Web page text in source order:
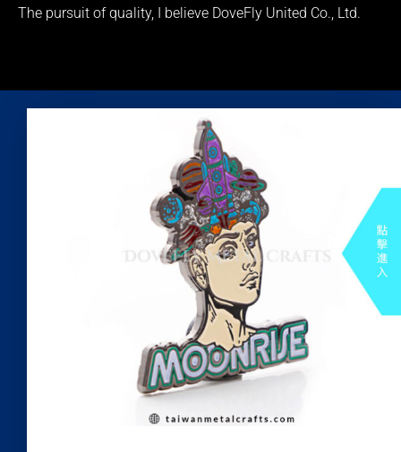
The pursuit of quality, I believe DoveFly United Co., Ltd.